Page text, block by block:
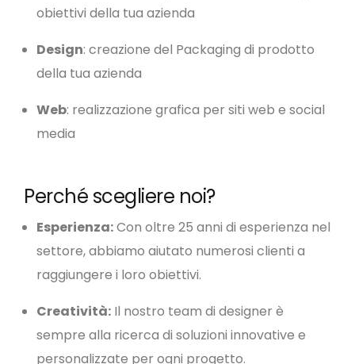
obiettivi della tua azienda
Design: creazione del Packaging di prodotto
della tua azienda
Web: realizzazione grafica per siti web e social
media
Perché scegliere noi?
Esperienza:Con oltre 25 anni di esperienza nel
settore, abbiamo aiutato numerosi clienti a
raggiungere i loro obiettivi.
Creatività: Il nostro team di designer è
sempre alla ricerca di soluzioni innovative e
personalizzate per ogni progetto.